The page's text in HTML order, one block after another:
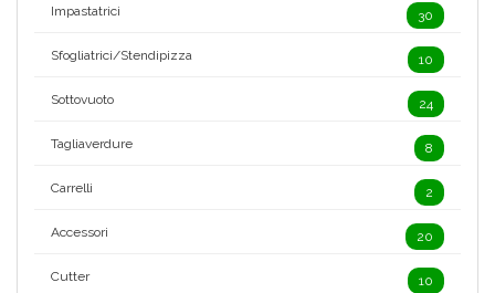
Impastatrici 30
Sfogliatrici/Stendipizza 10
Sottovuoto 24
Tagliaverdure 8
Carrelli 2
Accessori 20
Cutter 10